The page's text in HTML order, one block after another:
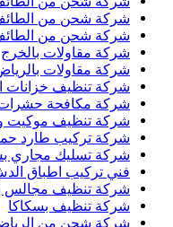
شركة شحن من
شركة شحن من
شركة مقاولات بالخرج
شركة مقاولات
شركة تنظيف خزانات
شركة مكافحة حشرات
شركة تنظيف موكيت
شركة تركيب طارد
شركة تسليك مجاري
فني تركيب اطباق
شركة تنظيف مجالس
شركة تنظيف بسكاكا
شركة شحن من الرياض